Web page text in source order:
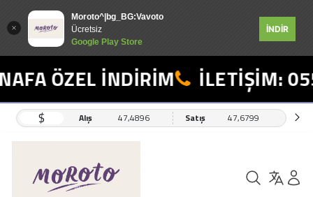
Moroto^|bg_BG:Vavoto
Ücretsiz
Google Play Store
İNDİR
ÖZEL İNDİRİM İLETİŞİM: 0554
$ Alış 47,4896 Satış 47,6799